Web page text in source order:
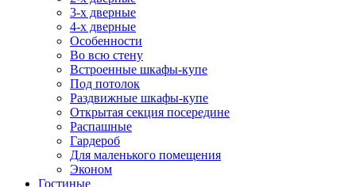
3-х дверные
4-х дверные
Особенности
Во всю стену
Встроенные шкафы-купе
Под потолок
Раздвижные шкафы-купе
Открытая секция посередине
Распашные
Гардероб
Для маленького помещения
Эконом
Гостиные